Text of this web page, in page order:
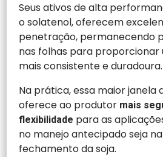
Seus ativos de alta
o solatenol, oferecem
penetração, permanecendo
nas folhas para
mais consistente e duradoura.
Na prática, essa maior janela
oferece ao produtor mais
flexibilidade para as
no manejo antecipado seja
fechamento da soja.